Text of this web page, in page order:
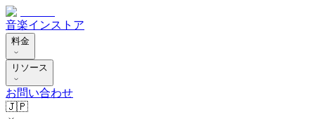
音楽インストア
料金
リソース
お問い合わせ
🇯🇵